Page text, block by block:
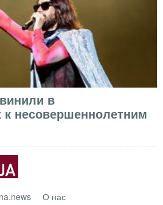
в
к несовершеннолетним
О нас